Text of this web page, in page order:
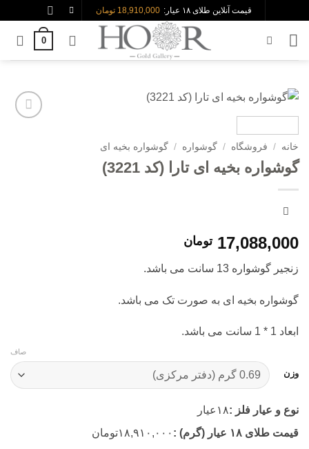
content
قیمت آنلاین طلای ۱۸ عیار: 18,910,000 تومان
0
خانه / فروشگاه / گوشواره / گوشواره بخیه ای
گوشواره بخیه ای تارا (کد 3221)
17,088,000 تومان
زنجیر گوشواره 13 سانت می باشد.
گوشواره بخیه ای به صورت تک می باشد.
ابعاد 1 * 1 سانت می باشد.
وزن
صاف
نوع و عیار فلز :۱۸ عیار
قیمت طلای ۱۸ عیار (گرم) :
۱۸,۹۱۰,۰۰۰تومان